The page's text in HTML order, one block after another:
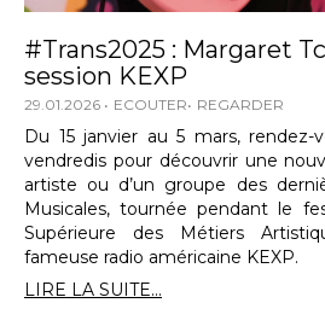
#Trans2025 : Margaret
session KEXP
29.01.2026 ECOUTER REGARDER
Du 15 janvier au 5 mars,
vendredis pour découvrir une
artiste ou d’un groupe des
Musicales, tournée pendant le
Supérieure des Métiers
fameuse radio américaine KEXP.
LIRE LA SUITE...